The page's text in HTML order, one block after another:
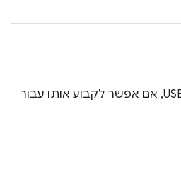
מזהה ספק PCI או USB, אם אפשר לקבוע אותו עבור